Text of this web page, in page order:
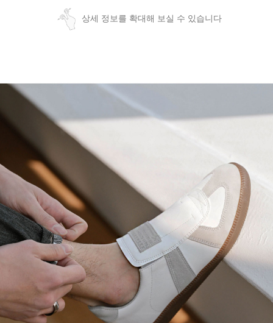
상세 정보를 확대해 보실 수 있습니다